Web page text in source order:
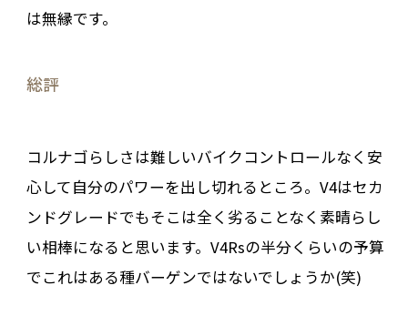
は無縁です。
総評
コルナゴらしさは難しいバイクコントロールなく安
心して自分のパワーを出し切れるところ。V4はセカ
ンドグレードでもそこは全く劣ることなく素晴らし
い相棒になると思います。V4Rsの半分くらいの予算
でこれはある種バーゲンではないでしょうか(笑)